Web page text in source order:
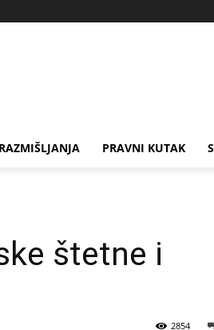
RAZMIŠLJANJA PRAVNI KUTAK
štetne i
2854